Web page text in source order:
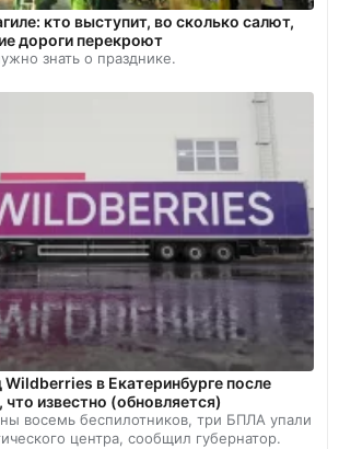
кто выступит, во сколько салют,
дороги перекроют
знать о празднике.
Wildberries в Екатеринбурге после
известно (обновляется)
восемь беспилотников, три БПЛА упали
центра, сообщил губернатор.